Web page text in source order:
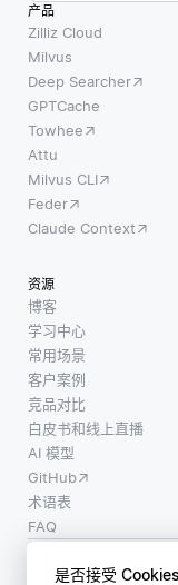
是否接受 Cookies
产品
Zilliz Cloud
Milvus
Deep Searcher
GPTCache
Towhee
Attu
Milvus CLI
Feder
Claude Context
资源
博客
学习中心
常用场景
客户案例
竞品对比
白皮书和线上直播
AI 模型
GitHub
术语表
FAQ
使用条款
LF AI、LF AI & Data、